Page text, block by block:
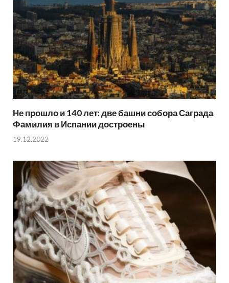
Не прошло и 140 лет: две башни собора Саграда
Фамилия в Испании достроены
19.12.2022